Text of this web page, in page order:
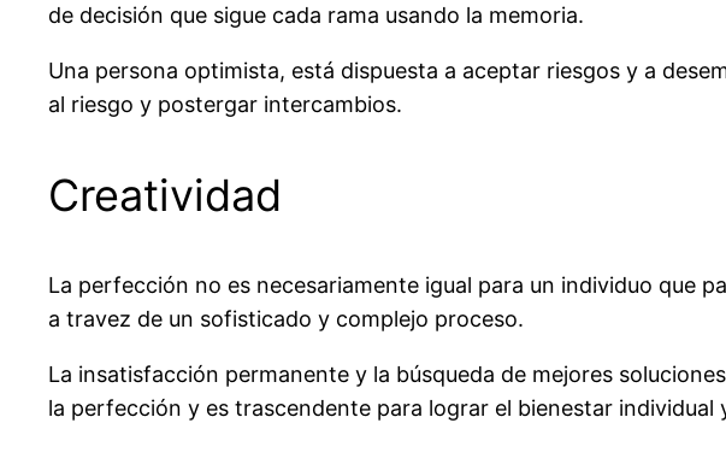
de decisión que sigue cada rama usando la memoria.
Una persona optimista, está dispuesta a aceptar riesgos y a
al riesgo y postergar intercambios.
Creatividad
La perfección no es necesariamente igual para un individuo que
a travez de un sofisticado y complejo proceso.
La insatisfacción permanente y la búsqueda de mejores
la perfección y es trascendente para lograr el bienestar individual